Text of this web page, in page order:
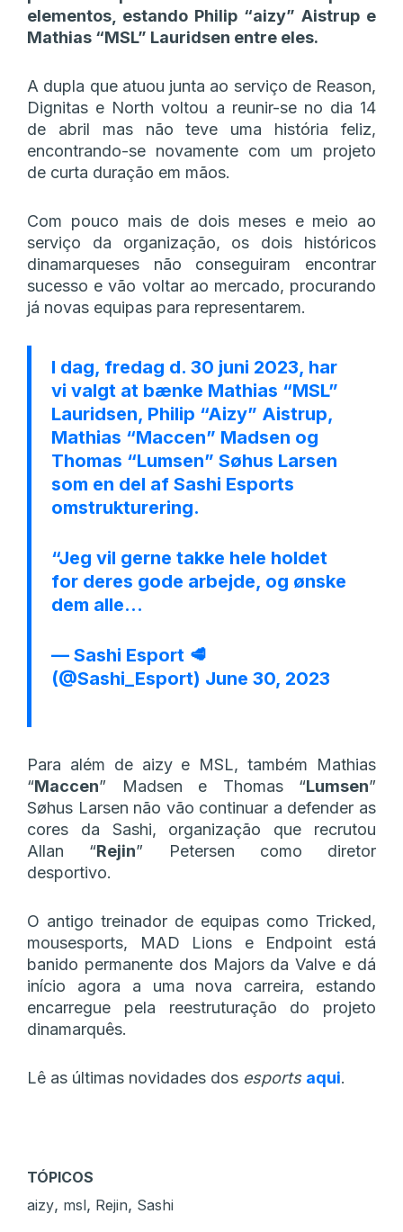
elementos, estando Philip “aizy” Aistrup e
Mathias “MSL” Lauridsen entre eles.
A dupla que atuou junta ao serviço de Reason,
Dignitas e North voltou a reunir-se no dia 14
de abril mas não teve uma história feliz,
encontrando-se novamente com um projeto
de curta duração em mãos.
Com pouco mais de dois meses e meio ao
serviço da organização, os dois históricos
dinamarqueses não conseguiram encontrar
sucesso e vão voltar ao mercado, procurando
já novas equipas para representarem.
I dag, fredag d. 30 juni 2023, har
vi valgt at bænke Mathias “MSL”
Lauridsen, Philip “Aizy” Aistrup,
Mathias “Maccen” Madsen og
Thomas “Lumsen” Søhus Larsen
som en del af Sashi Esports
omstrukturering.
“Jeg vil gerne takke hele holdet
for deres gode arbejde, og ønske
dem alle…
— Sashi Esport 🥩
(@Sashi_Esport) June 30, 2023
Para além de aizy e MSL, também Mathias
“Maccen” Madsen e Thomas “Lumsen”
Søhus Larsen não vão continuar a defender as
cores da Sashi, organização que recrutou
Allan “Rejin” Petersen como diretor
desportivo.
O antigo treinador de equipas como Tricked,
mousesports, MAD Lions e Endpoint está
banido permanente dos Majors da Valve e dá
início agora a uma nova carreira, estando
encarregue pela reestruturação do projeto
dinamarquês.
Lê as últimas novidades dos esports aqui.
TÓPICOS
aizy, msl, Rejin, Sashi